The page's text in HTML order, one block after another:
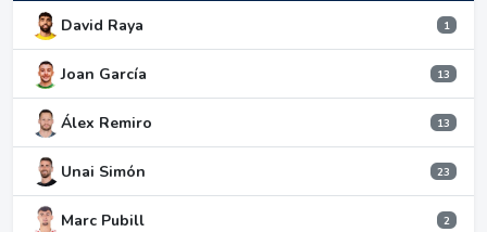
David Raya 1
Joan García 13
Álex Remiro 13
Unai Simón 23
Marc Pubill 2